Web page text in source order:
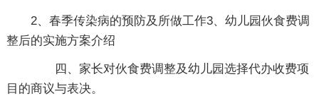
2、春季传染病的预防及所做工作3、幼儿园伙食费调
整后的实施方案介绍
四、家长对伙食费调整及幼儿园选择代办收费项
目的商议与表决。